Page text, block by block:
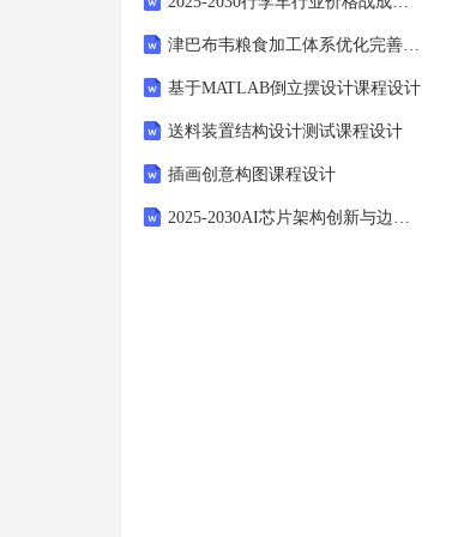
津巴布韦粮食加工体系优化完善所需条件全面研究
基于MATLAB倒立摆设计课程设计
送料装置结构设计测试课程设计
插画创意构图课程设计
2025-2030AI芯片架构创新与边缘计算场景落地实践研究